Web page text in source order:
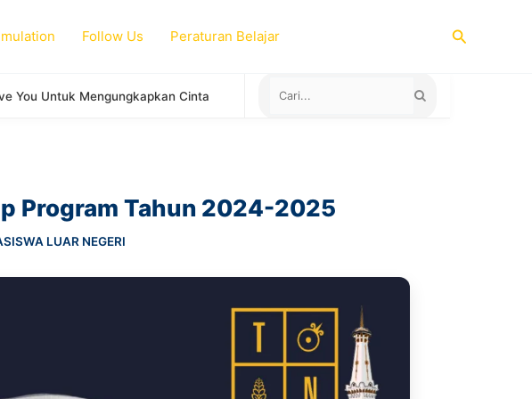
Follow Us Peraturan Belajar Search
Cinta Negara yang Menerima Sertifikat TOEFL ITP untuk Study Abroad
Program Tahun 2024-2025
LUAR NEGERI